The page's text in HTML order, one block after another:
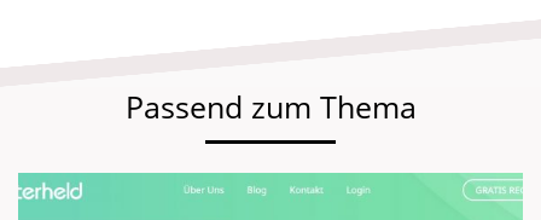
Passend zum Thema